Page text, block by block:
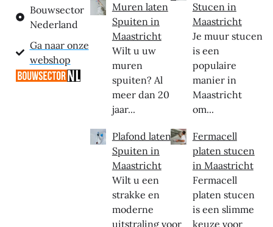
Bouwsector
Nederland
Ga naar onze
webshop
Muren laten
Spuiten in
Maastricht
Wilt u uw
muren
spuiten? Al
meer dan 20
jaar...
Plafond laten
Spuiten in
Maastricht
Wilt u een
strakke en
moderne
uitstraling voor
Stucen in
Maastricht
Je muur stucen
is een
populaire
manier in
Maastricht
om...
Fermacell
platen stucen
in Maastricht
Fermacell
platen stucen
is een slimme
keuze voor